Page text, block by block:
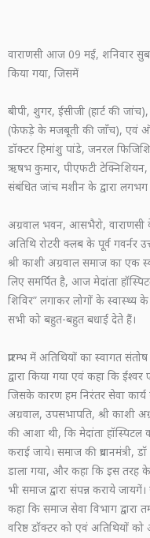
वाराणसी आज 09 मई, शनिवार
किया गया, जिसमें
बीपी, शुगर, ईसीजी (हार्ट की
(फेफड़े के मजबूती की जाँच), एवं
डॉक्टर हिमांशु पांडे, जनरल
ऋषभ कुमार, पीएफटी टेक्निशियन,
संबंधित जांच मशीन के द्वारा
अग्रवाल भवन, आसभैरो, वाराणसी
अतिथि रोटरी क्लब के पूर्व गवर्नर
श्री काशी अग्रवाल समाज का एक
लिए समर्पित है, आज मेदांता
शिविर” लगाकर लोगों के स्वास्थ्य
सभी को बहुत-बहुत बधाई देते हैं।
प्रारम्भ में अतिथियों का स्वागत
द्वारा किया गया एवं कहा कि
जिसके कारण हम निरंतर सेवा
अग्रवाल, उपसभापति, श्री काशी
की आशा थी, कि मेदांता हॉस्पिटल
कराई जाये। समाज की प्रधानमंत्री, डॉ
डाला गया, और कहा कि इस तरह
भी समाज द्वारा संपन्न कराये
कहा कि समाज सेवा विभाग द्वारा
वरिष्ठ डॉक्टर को एवं अतिथियों को